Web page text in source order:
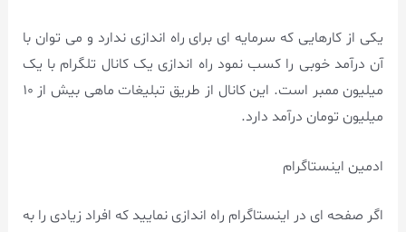
یکی از کارهایی که سرمایه ای برای راه اندازی ندارد و می توان با
آن درآمد خوبی را کسب نمود راه اندازی یک کانال تلگرام با یک
میلیون ممبر است. این کانال از طریق تبلیغات ماهی بیش از ۱۰
میلیون تومان درآمد دارد.
ادمین اینستاگرام
اگر صفحه ای در اینستاگرام راه اندازی نمایید که افراد زیادی را به